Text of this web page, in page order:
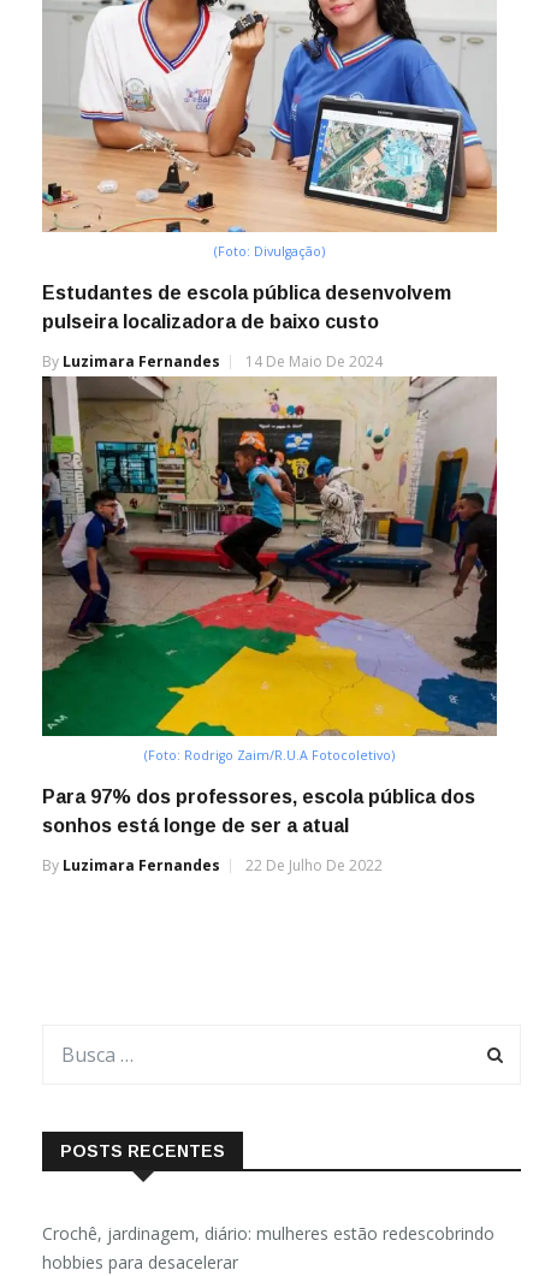
(Foto: Divulgação)
Estudantes de escola pública desenvolvem
pulseira localizadora de baixo custo
By Luzimara Fernandes 14 De Maio De 2024
(Foto: Rodrigo Zaim/R.U.A Fotocoletivo)
Para 97% dos professores, escola pública dos
sonhos está longe de ser a atual
By Luzimara Fernandes 22 De Julho De 2022
POSTS RECENTES
Crochê, jardinagem, diário: mulheres estão redescobrindo
hobbies para desacelerar